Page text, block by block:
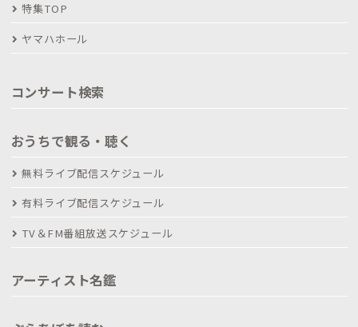
特集TOP
ヤマハホール
コンサート検索
おうちで観る・聴く
無料ライブ配信スケジュール
有料ライブ配信スケジュール
TV＆FM番組放送スケジュール
アーティスト名鑑